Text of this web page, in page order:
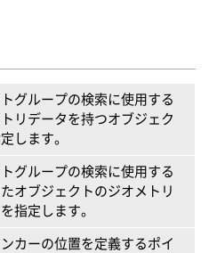
グループの検索に使用する
リデータを持つオブジェク
します。
グループの検索に使用する
オブジェクトのジオメトリ
指定します。
カーの位置を定義するポイ